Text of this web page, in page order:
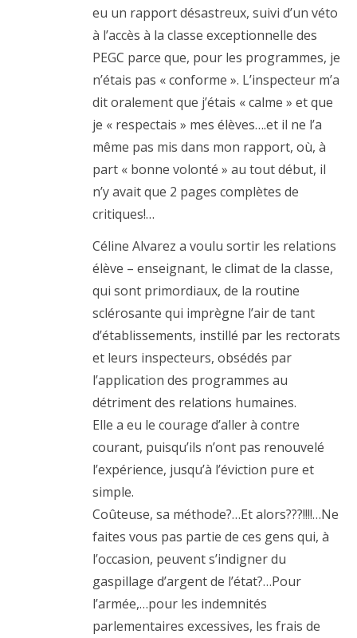
eu un rapport désastreux, suivi d’un véto
à l’accès à la classe exceptionnelle des
PEGC parce que, pour les programmes, je
n’étais pas « conforme ». L’inspecteur m’a
dit oralement que j’étais « calme » et que
je « respectais » mes élèves….et il ne l’a
même pas mis dans mon rapport, où, à
part « bonne volonté » au tout début, il
n’y avait que 2 pages complètes de
critiques!…
Céline Alvarez a voulu sortir les relations
élève – enseignant, le climat de la classe,
qui sont primordiaux, de la routine
sclérosante qui imprègne l’air de tant
d’établissements, instillé par les rectorats
et leurs inspecteurs, obsédés par
l’application des programmes au
détriment des relations humaines.
Elle a eu le courage d’aller à contre
courant, puisqu’ils n’ont pas renouvelé
l’expérience, jusqu’à l’éviction pure et
simple.
Coûteuse, sa méthode?…Et alors???!!!!…Ne
faites vous pas partie de ces gens qui, à
l’occasion, peuvent s’indigner du
gaspillage d’argent de l’état?…Pour
l’armée,…pour les indemnités
parlementaires excessives, les frais de